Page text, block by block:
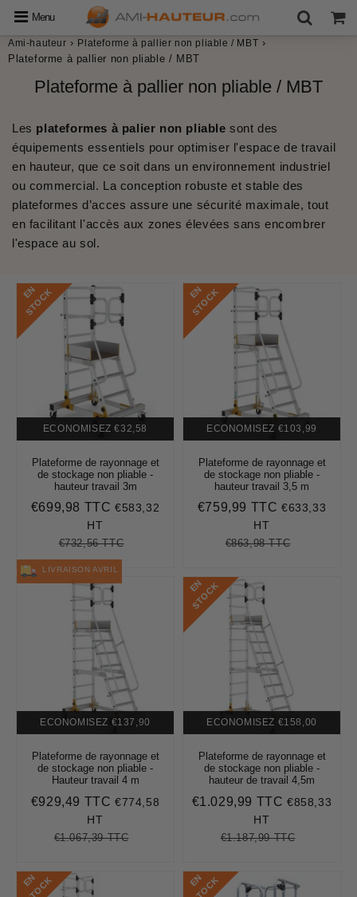
Menu
Ami-hauteur › Plateforme à pallier non pliable / MBT ›
Plateforme à pallier non pliable / MBT
Plateforme à pallier non pliable / MBT
​Les plateformes à palier non pliable sont des
équipements essentiels pour optimiser l'espace de travail
en hauteur, que ce soit dans un environnement industriel
ou commercial. La conception robuste et stable des
plateformes d’acces assure une sécurité maximale, tout
en facilitant l'accès aux zones élevées sans encombrer
l'espace au sol.​
E
N
S
T
O
C
K
ECONOMISEZ €32,58
Plateforme de rayonnage et
de stockage non pliable -
hauteur travail 3m
Prix
€699,98 TTC €699,98
€583,32
HT
Prix
régulier
€732,56 TTC€732,56
E
N
S
T
O
C
K
ECONOMISEZ €103,99
Plateforme de rayonnage et
de stockage non pliable -
hauteur travail 3,5 m
Prix
€759,99 TTC €759,99
€633,33
HT
Prix
€863,98 TTC€863,98
LIVRAISON AVRIL
ECONOMISEZ €137,90
Plateforme de rayonnage et
de stockage non pliable -
Hauteur travail 4 m
Prix
€929,49 TTC €929,49
€774,58
HT
Prix
€1.067,39 TTC€1.067,39
E
N
S
T
O
C
K
ECONOMISEZ €158,00
Plateforme de rayonnage et
de stockage non pliable -
hauteur de travail 4,5m
Prix
€1.029,99 TTC€1.029,99
€858,33
HT
Prix
€1.187,99 TTC€1.187,99
E
N
S
T
O
C
K E
N
S
T
O
C
K